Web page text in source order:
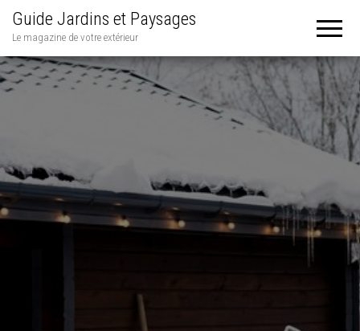
Guide Jardins et Paysages
Le magazine de votre extérieur